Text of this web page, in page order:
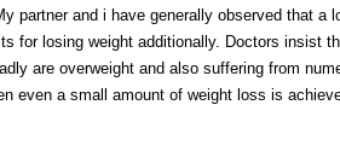
partner and i have generally observed that
for losing weight additionally. Doctors insist
are overweight and also suffering from
even a small amount of weight loss is